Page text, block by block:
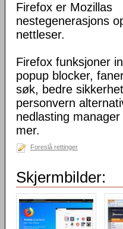
Firefox er Mozillas
nestegenerasjons
nettleser.
Firefox funksjoner
popup blocker,
søk, bedre
personvern
nedlasting
mer.
Foreslå rettinger
Skjermbilder: